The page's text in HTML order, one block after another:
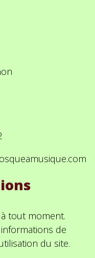
tout moment.
de
du site.